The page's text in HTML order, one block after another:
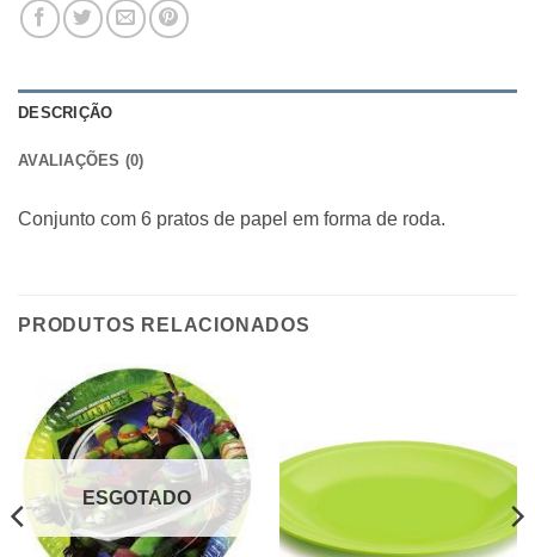
DESCRIÇÃO
AVALIAÇÕES (0)
Conjunto com 6 pratos de papel em forma de roda.
PRODUTOS RELACIONADOS
ESGOTADO